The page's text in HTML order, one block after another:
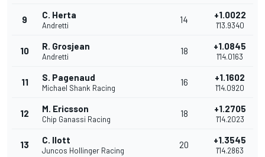
9 C. Herta
Andretti
14 +1.0022
1'13.9340
10 R. Grosjean
Andretti
18 +1.0845
1'14.0163
11 S. Pagenaud
Michael Shank Racing
16 +1.1602
1'14.0920
12 M. Ericsson
Chip Ganassi Racing
18 +1.2705
1'14.2023
13 C. Ilott
Juncos Hollinger Racing
20 +1.3545
1'14.2863